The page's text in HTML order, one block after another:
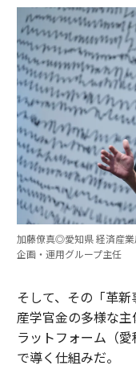
加藤僚真◎愛知県 経済産
企画・運用グループ主任
そして、その「革新
産学官金の多様な
ラットフォーム（
で導く仕組みだ。